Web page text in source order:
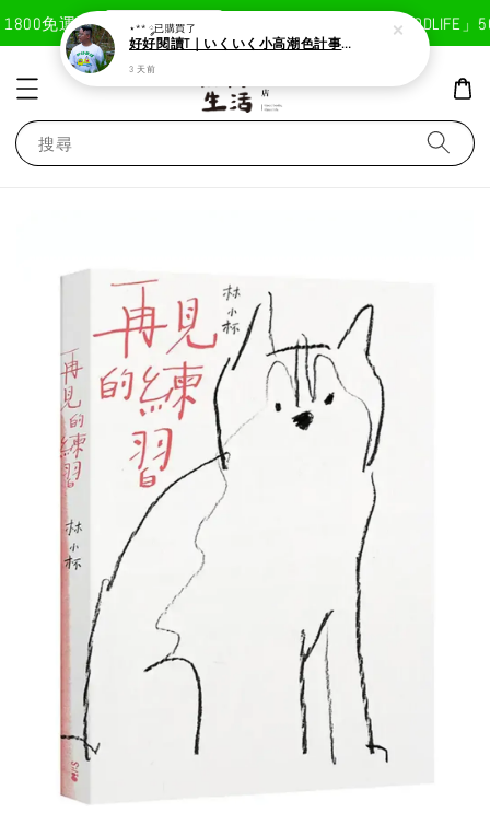
免運費 現在去購物！ 首次註冊輸入折扣碼「GOODLIFE」
搜尋
⋆** ༘已購買了
好好閱讀T｜いくいく小高潮色計事務所X好好生活書店聯名款
3 天前